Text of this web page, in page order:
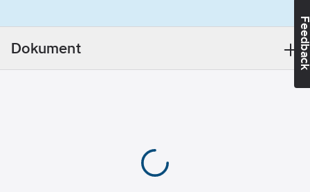
bidé:Ja
Nej
Dokument